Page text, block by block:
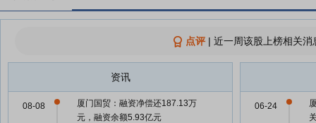
点评| 近一周该股上榜相关
资讯
厦门国贸：融资净偿还187.13万
元，融资余额5.93亿元
08-08 06-24